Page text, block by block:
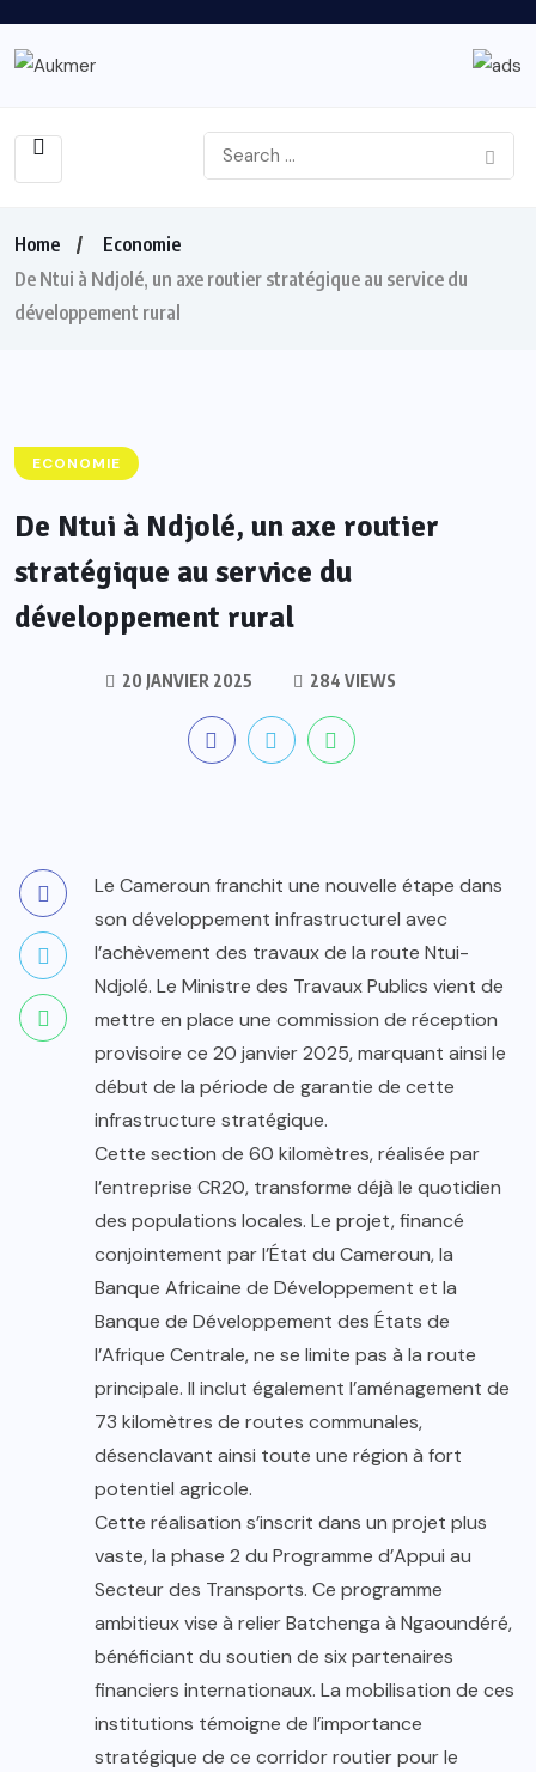
Home
Economie
De Ntui à Ndjolé, un axe routier stratégique au service du
développement rural
ECONOMIE
De Ntui à Ndjolé, un axe routier
stratégique au service du
développement rural
20 JANVIER 2025 284 VIEWS
Le Cameroun franchit une nouvelle étape dans
son développement infrastructurel avec
l’achèvement des travaux de la route Ntui-
Ndjolé. Le Ministre des Travaux Publics vient de
mettre en place une commission de réception
provisoire ce 20 janvier 2025, marquant ainsi le
début de la période de garantie de cette
infrastructure stratégique.
Cette section de 60 kilomètres, réalisée par
l’entreprise CR20, transforme déjà le quotidien
des populations locales. Le projet, financé
conjointement par l’État du Cameroun, la
Banque Africaine de Développement et la
Banque de Développement des États de
l’Afrique Centrale, ne se limite pas à la route
principale. Il inclut également l’aménagement de
73 kilomètres de routes communales,
désenclavant ainsi toute une région à fort
potentiel agricole.
Cette réalisation s’inscrit dans un projet plus
vaste, la phase 2 du Programme d’Appui au
Secteur des Transports. Ce programme
ambitieux vise à relier Batchenga à Ngaoundéré,
bénéficiant du soutien de six partenaires
financiers internationaux. La mobilisation de ces
institutions témoigne de l’importance
stratégique de ce corridor routier pour le